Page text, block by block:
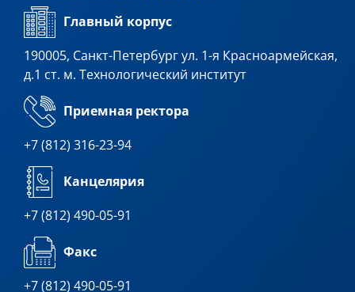
Главный корпус
190005, Санкт-Петербург ул. 1-я Красноармейская,
д.1 ст. м. Технологический институт
Приемная ректора
+7 (812) 316-23-94
Канцелярия
+7 (812) 490-05-91
Факс
+7 (812) 490-05-91